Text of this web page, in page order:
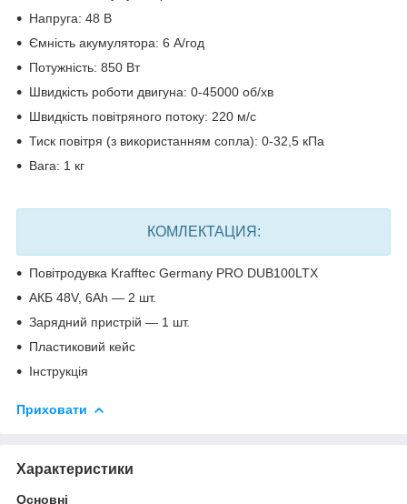
Напруга: 48 В
Ємність акумулятора: 6 А/год
Потужність: 850 Вт
Швидкість роботи двигуна: 0-45000 об/хв
Швидкість повітряного потоку: 220 м/с
Тиск повітря (з використанням сопла): 0-32,5 кПа
Вага: 1 кг
КОМЛЕКТАЦИЯ:
Повітродувка Krafftec Germany PRO DUB100LTX
АКБ 48V, 6Ah — 2 шт.
Зарядний пристрій — 1 шт.
Пластиковий кейс
Інструкція
Приховати
Характеристики
Основні